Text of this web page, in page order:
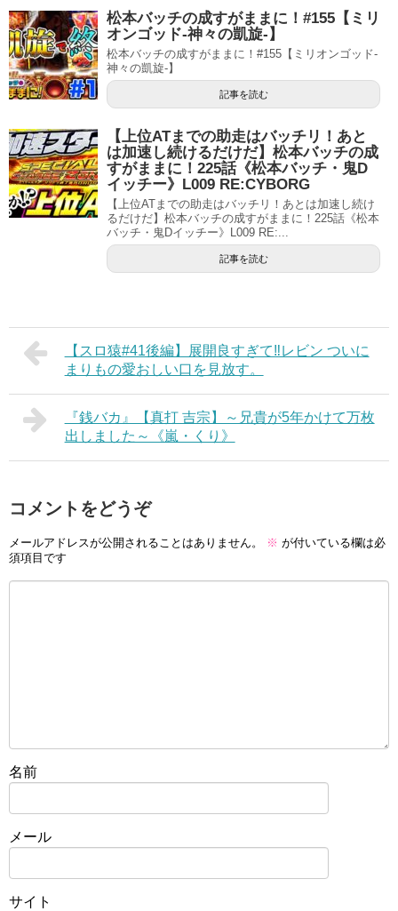
松本バッチの成すがままに！#155【ミリ
オンゴッド-神々の凱旋-】
松本バッチの成すがままに！#155【ミリオンゴッド-
神々の凱旋-】
記事を読む
【上位ATまでの助走はバッチリ！あと
は加速し続けるだけだ】松本バッチの成
すがままに！225話《松本バッチ・鬼D
イッチー》L009 RE:CYBORG
【上位ATまでの助走はバッチリ！あとは加速し続け
るだけだ】松本バッチの成すがままに！225話《松本
バッチ・鬼Dイッチー》L009 RE:...
記事を読む
【スロ猿#41後編】展開良すぎて‼レビン ついに
まりもの愛おしい口を見放す。
『銭バカ』【真打 吉宗】～兄貴が5年かけて万枚
出しました～《嵐・くり》
コメントをどうぞ
メールアドレスが公開されることはありません。 ※ が付いている欄は必
須項目です
名前
メール
サイト